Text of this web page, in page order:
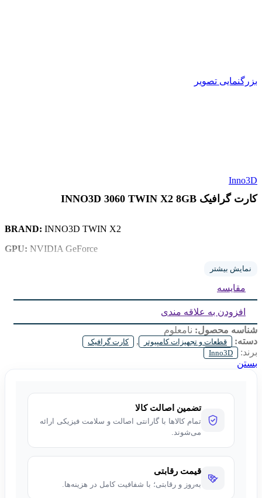
بزرگنمایی تصویر
Inno3D
کارت گرافیک INNO3D 3060 TWIN X2 8GB
INNO3D TWIN X2
NVIDIA GeForce
نمایش بیشتر
مقایسه
افزودن به علاقه مندی
شناسه محصول: نامعلوم
دسته:
قطعات و تجهیزات کامپیوتر , کارت گرافیک
برند: Inno3D
بستن
تضمین اصالت کالا
تمام کالاها با گارانتی اصالت و سلامت فیزیکی ارائه
می‌شوند.
قیمت رقابتی
به‌روز و رقابتی؛ با شفافیت کامل در هزینه‌ها.